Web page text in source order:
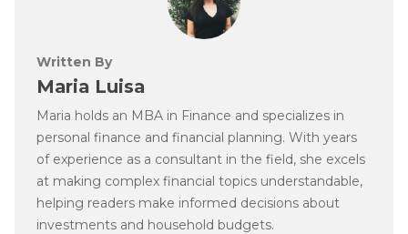
Written By
Maria Luisa
Maria holds an MBA in Finance and specializes in
personal finance and financial planning. With years
of experience as a consultant in the field, she excels
at making complex financial topics understandable,
helping readers make informed decisions about
investments and household budgets.